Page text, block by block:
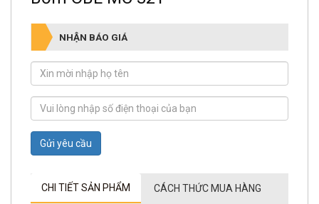
NHẬN BÁO GIÁ
Gửi yêu cầu
CHI TIẾT SẢN PHẨM CÁCH THỨC MUA HÀNG